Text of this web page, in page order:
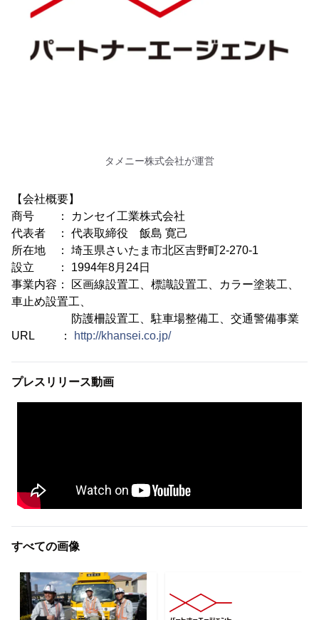
タメニー株式会社が運営
【会社概要】
商号 ： カンセイ工業株式会社
代表者 ： 代表取締役 飯島 寛己
所在地 ： 埼玉県さいたま市北区吉野町2-270-1
設立 ： 1994年8月24日
事業内容： 区画線設置工、標識設置工、カラー塗装工、
車止め設置工、
防護柵設置工、駐車場整備工、交通警備事業
URL ：
http://khansei.co.jp/
プレスリリース動画
すべての画像